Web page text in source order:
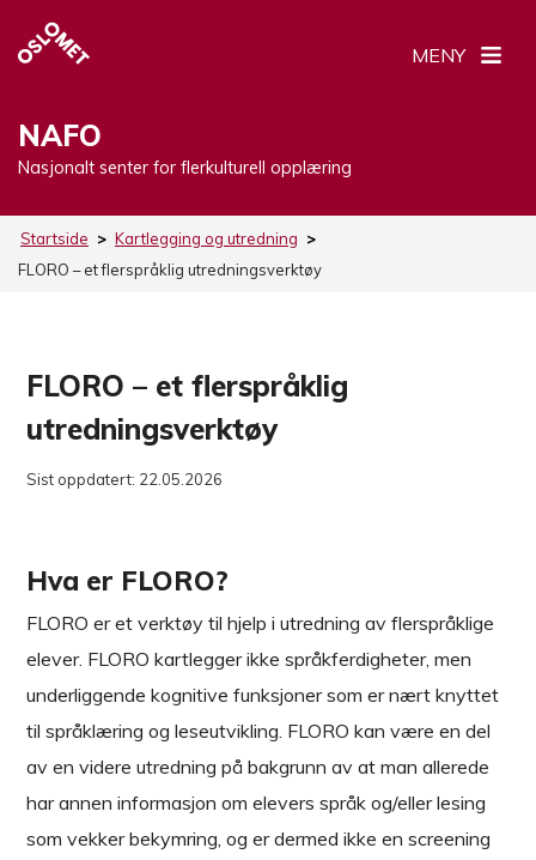
NAFO
Nasjonalt senter for flerkulturell opplæring
MENY
Startside > Kartlegging og utredning >
FLORO – et flerspråklig utredningsverktøy
FLORO – et flerspråklig
utredningsverktøy
Sist oppdatert: 22.05.2026
Hva er FLORO?
FLORO er et verktøy til hjelp i utredning av flerspråklige
elever. FLORO kartlegger ikke språkferdigheter, men
underliggende kognitive funksjoner som er nært knyttet
til språklæring og leseutvikling. FLORO kan være en del
av en videre utredning på bakgrunn av at man allerede
har annen informasjon om elevers språk og/eller lesing
som vekker bekymring, og er dermed ikke en screening